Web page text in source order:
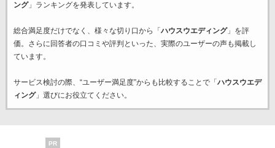
ング」ランキングを発表しています。
総合満足度だけでなく、様々な切り口から「 ハウスウエディング」を評
価。さらに回答者の口コミや評判といった、実際のユーザーの声も掲載し
ています。
サービス検討の際、“ユーザー満足度”からも比較することで「 ハウスウエデ
ィング」選びにお役立てください。
PR